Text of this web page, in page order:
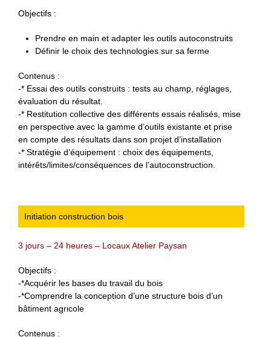
Objectifs :
Prendre en main et adapter les outils autoconstruits
Définir le choix des technologies sur sa ferme
Contenus :
-* Essai des outils construits : tests au champ, réglages,
évaluation du résultat.
-* Restitution collective des différents essais réalisés, mise
en perspective avec la gamme d’outils existante et prise
en compte des résultats dans son projet d’installation
-* Stratégie d’équipement : choix des équipements,
intérêts/limites/conséquences de l’autoconstruction.
Initiation construction bois
3 jours – 24 heures – Locaux Atelier Paysan
Objectifs :
-*Acquérir les bases du travail du bois
-*Comprendre la conception d’une structure bois d’un
bâtiment agricole
Contenus :